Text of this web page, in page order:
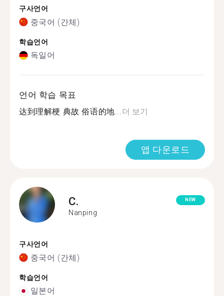
구사언어
중국어 (간체)
학습언어
독일어
언어 학습 목표
达到理解梗 典故 俗语的地...더 보기
앱 다운로드
C.
Nanping
NEW
구사언어
중국어 (간체)
학습언어
일본어